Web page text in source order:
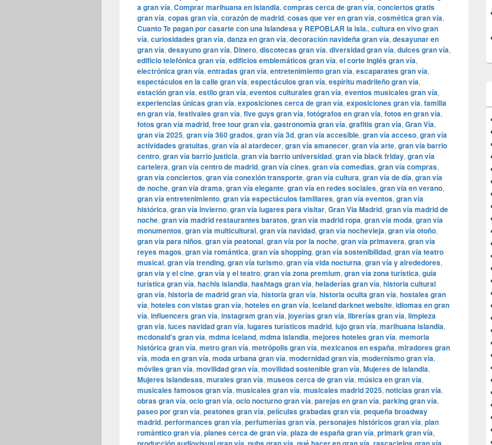
a gran vía, Comprar marihuana en islandia, compras cerca de gran vía, conciertos gratis
gran vía, copas gran vía, corazón de madrid, cosas que ver en gran vía, cosmética gran vía,
Cuanto Te pagan por casarte con una Islandesa y REPOBLAR la isla., cultura en vivo gran
vía, curiosidades gran vía, danza en gran vía, decoración navideña gran vía, desayunar en
gran vía, desayuno gran vía, Dinero, discotecas gran vía, diversidad gran vía, dulces gran vía,
edificio telefónica gran vía, edificios emblemáticos gran vía, el corte inglés gran vía,
electrónica gran vía, entradas gran vía, entretenimiento gran vía, escaparates gran vía,
espectáculos en la calle gran vía, espectáculos gran vía, espíritu madrileño gran vía,
estación gran vía, estilo gran vía, eventos culturales gran vía, eventos musicales gran vía,
experiencias únicas gran vía, exposiciones cerca de gran vía, exposiciones gran vía, familia
en gran vía, festivales gran vía, five guys gran vía, fotógrafos en gran vía, fotos en gran vía,
fotos gran vía madrid, free tour gran vía, gastronomía gran vía, grafitis gran vía, Gran Vía,
gran vía 2025, gran vía 360 grados, gran vía 3d, gran vía accesible, gran vía acceso, gran vía
actividades gratuitas, gran vía al atardecer, gran vía amanecer, gran vía arte, gran vía barrio
centro, gran vía barrio justicia, gran vía barrio universidad, gran vía black friday, gran vía
cartelera, gran vía centro de madrid, gran vía cines, gran vía comedias, gran vía compras,
gran vía conciertos, gran vía conexión transporte, gran vía cultura, gran vía de día, gran vía
de noche, gran vía drama, gran vía elegante, gran vía en redes sociales, gran vía en verano,
gran vía entretenimiento, gran vía espectáculos familiares, gran vía eventos, gran vía
histórica, gran vía invierno, gran vía lugares para visitar, ​​Gran Via Madrid, gran vía madrid de
noche, gran vía madrid restaurantes baratos, gran vía madrid ropa, gran vía moda, gran vía
monumentos, gran vía multicultural, gran vía navidad, gran vía nochevieja, gran vía otoño,
gran vía para niños, gran vía peatonal, gran vía por la noche, gran vía primavera, gran vía
reyes magos, gran vía romántica, gran vía shopping, gran vía sostenibilidad, gran vía teatro
musical, gran vía trending, gran vía turismo, gran vía vida nocturna, gran vía y alrededores,
gran vía y el cine, gran vía y el teatro, gran vía zona premium, gran vía zona turística, guía
turística gran vía, hachis islandia, hashtags gran vía, heladerías gran vía, historia cultural
gran vía, historia de madrid gran vía, historia gran vía, historia oculta gran vía, hostales gran
vía, hoteles con vistas gran vía, hoteles en gran vía, Iceland darknet website, idiomas en gran
vía, influencers gran vía, instagram gran vía, joyerías gran vía, librerías gran vía, limpieza
gran vía, luces navidad gran vía, lugares turísticos madrid, lujo gran vía, marihuana islandia,
mcdonald’s gran vía, mdma iceland, mdma islandia, mejores hoteles gran vía, memoria
histórica gran vía, metro gran vía, metrópolis gran vía, mexicanos en españa, miradores gran
vía, moda en gran vía, moda urbana gran vía, modernidad gran vía, modernismo gran vía,
móviles gran vía, movilidad gran vía, movilidad sostenible gran vía, Mujeres de islandia,
Mujeres islandesas, murales gran vía, museos cerca de gran vía, música en gran vía,
musicales famosos gran vía, musicales gran vía, musicales madrid 2025, noticias gran vía,
obras gran vía, ocio gran vía, ocio nocturno gran vía, parejas en gran vía, parking gran vía,
paseo por gran vía, peatones gran vía, películas grabadas gran vía, pequeña broadway
madrid, performances gran vía, perfumerías gran vía, personajes históricos gran vía, plan
romántico gran vía, planes cerca de gran vía, plaza de españa gran vía, primark gran vía,